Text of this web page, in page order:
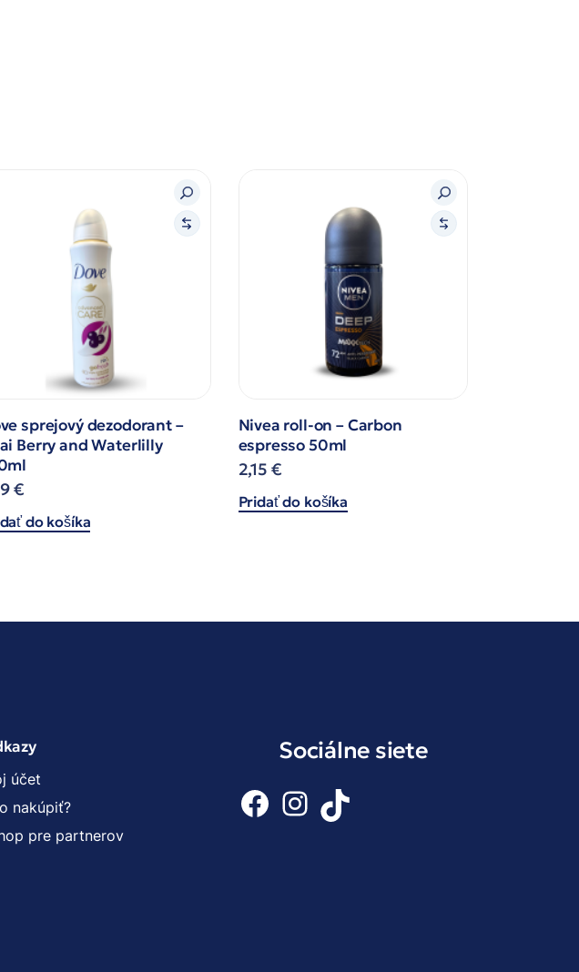
sprejový dezodorant –
Berry and Waterlilly
€
do košíka
Nivea roll-on – Carbon
espresso 50ml
2,15 €
Pridať do košíka
účet
nakúpiť?
pre partnerov
Sociálne siete
Facebook
Instagram
TikTok